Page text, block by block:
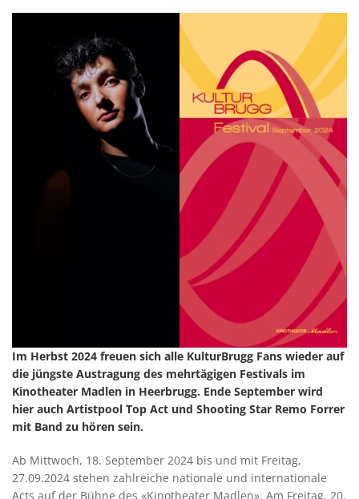
Im Herbst 2024 freuen sich alle KulturBrugg Fans wieder auf
die jüngste Austragung des mehrtägigen Festivals im
Kinotheater Madlen in Heerbrugg. Ende September wird
hier auch Artistpool Top Act und Shooting Star Remo Forrer
mit Band zu hören sein.
Ab Mittwoch, 18. September 2024 bis und mit Freitag,
27.09.2024 stehen zahlreiche nationale und internationale
Acts auf der Bühne des «Kinotheater Madlen». Am Freitag, 20.